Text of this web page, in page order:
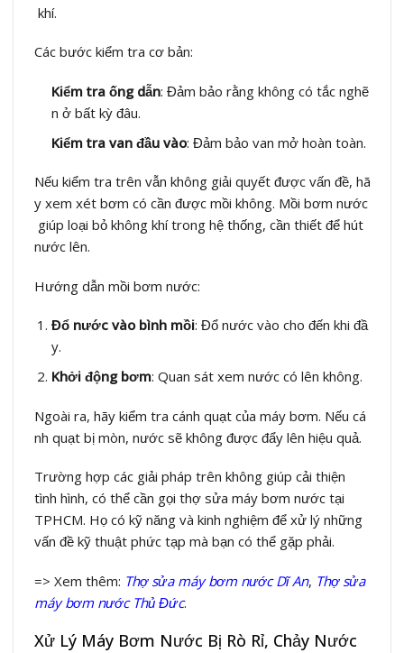
khí.
Các bước kiểm tra cơ bản:
Kiểm tra ống dẫn: Đảm bảo rằng không có tắc nghẽ
n ở bất kỳ đâu.
Kiểm tra van đầu vào: Đảm bảo van mở hoàn toàn.
Nếu kiểm tra trên vẫn không giải quyết được vấn đề, hã
y xem xét bơm có cần được mồi không. Mồi bơm nước
giúp loại bỏ không khí trong hệ thống, cần thiết để hút
nước lên.
Hướng dẫn mồi bơm nước:
Đổ nước vào bình mồi: Đổ nước vào cho đến khi đầ
y.
Khởi động bơm: Quan sát xem nước có lên không.
Ngoài ra, hãy kiểm tra cánh quạt của máy bơm. Nếu cá
nh quạt bị mòn, nước sẽ không được đẩy lên hiệu quả.
Trường hợp các giải pháp trên không giúp cải thiện
tình hình, có thể cần gọi thợ sửa máy bơm nước tại
TPHCM. Họ có kỹ năng và kinh nghiệm để xử lý những
vấn đề kỹ thuật phức tạp mà bạn có thể gặp phải.
=> Xem thêm: Thợ sửa máy bơm nước Dĩ An, Thợ sửa
máy bơm nước Thủ Đức.
Xử Lý Máy Bơm Nước Bị Rò Rỉ, Chảy Nước